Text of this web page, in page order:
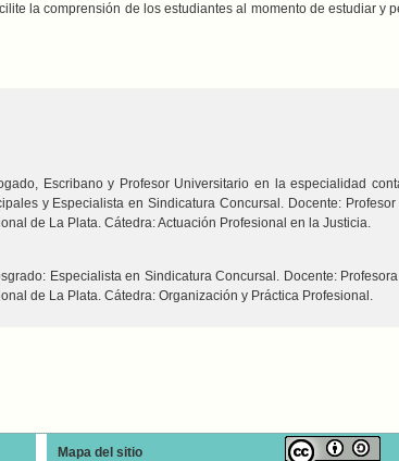
la comprensión de los estudiantes al momento de estudiar y
Escribano y Profesor Universitario en la especialidad
y Especialista en Sindicatura Concursal. Docente:
de La Plata. Cátedra: Actuación Profesional en la Justicia.
Especialista en Sindicatura Concursal. Docente:
de La Plata. Cátedra: Organización y Práctica Profesional.
Mapa del sitio